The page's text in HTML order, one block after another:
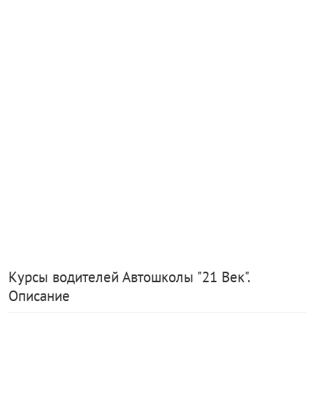
Курсы водителей Автошколы "21 Век".
Описание